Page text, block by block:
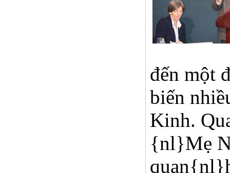
đến một
biến
Kinh.
{nl}Mẹ